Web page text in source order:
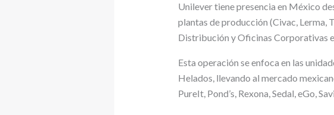
Unilever tiene presencia en México
plantas de producción (Civac, Lerma,
Distribución y Oficinas Corporativas
Esta operación se enfoca en las
Helados, llevando al mercado
PureIt, Pond’s, Rexona, Sedal, eGo,